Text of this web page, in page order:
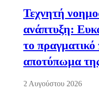
Τεχνητή
ανάπτυξη:
το πραγματικό
αποτύπωμα
2 Αυγούστου 2026